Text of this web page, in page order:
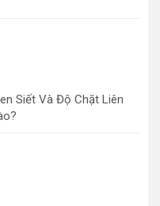
Siết Và Độ Chặt Liên